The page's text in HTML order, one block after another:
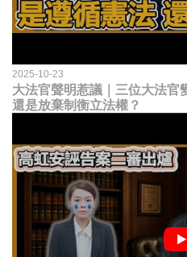
2025-10-23
大法官聲明惹議｜三位大法官
還是放棄制衡立法權？